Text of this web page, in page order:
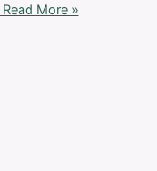
Read More »